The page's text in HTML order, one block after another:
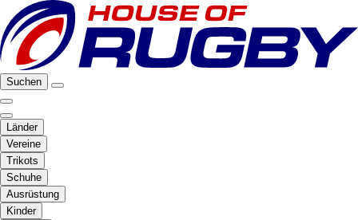
Suchen
Länder
Vereine
Trikots
Schuhe
Ausrüstung
Kinder